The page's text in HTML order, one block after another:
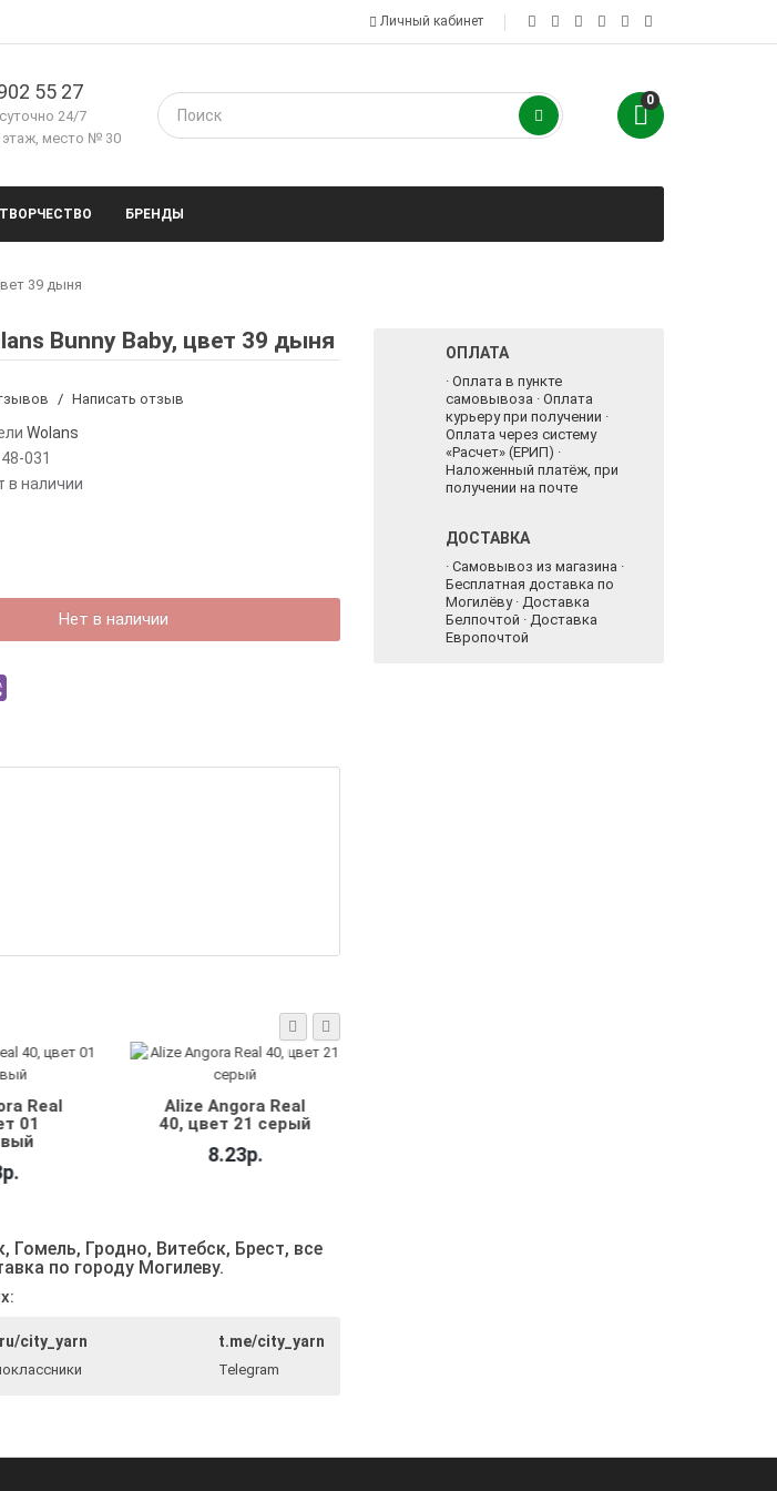
Личный кабинет
55 27
24/7
место № 30
0
ТВОРЧЕСТВО БРЕНДЫ
39 дыня
Bunny Baby, цвет 39 дыня
/ Написать отзыв
Wolans
48-031
в наличии
Нет в наличии
Alize Angora Real
40, цвет 21 серый
Alize Angora Real
Гродно, Витебск, Брест, все
по городу Могилеву.
city_yarn t.me/city_yarn
Telegram
ОПЛАТА
· Оплата в пункте
самовывоза · Оплата
курьеру при получении ·
Оплата через систему
«Расчет» (ЕРИП) ·
Наложенный платёж, при
получении на почте
ДОСТАВКА
· Самовывоз из магазина ·
Бесплатная доставка по
Могилёву · Доставка
Белпочтой · Доставка
Европочтой